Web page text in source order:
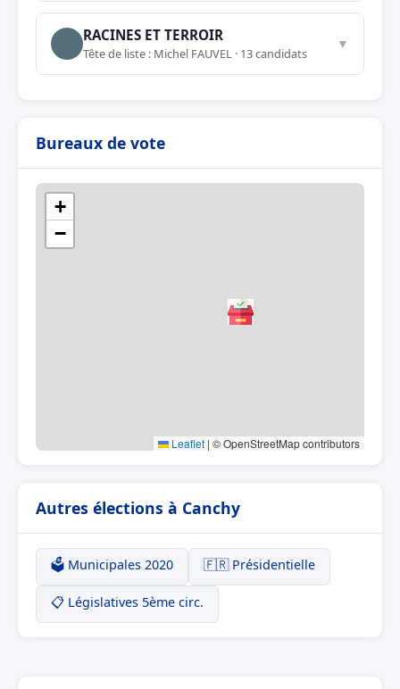
RACINES ET TERROIR
Tête de liste : Michel FAUVEL · 13 candidats
▼
Bureaux de vote
+
−
Leaflet | © OpenStreetMap contributors
Autres élections à Canchy
🗳️ Municipales 2020 🇫🇷 Présidentielle
📋 Législatives 5ème circ.